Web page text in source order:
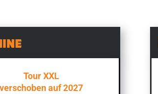
Tour XXL
verschoben auf 2027